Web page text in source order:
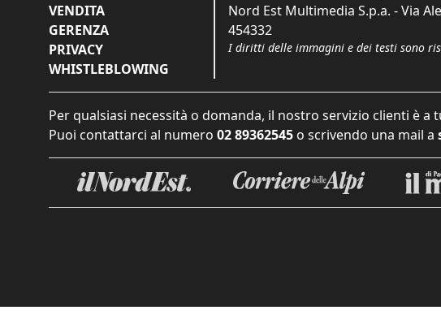
VENDITA
GERENZA
PRIVACY
WHISTLEBLOWING
Nord Est Multimedia S.p.a. - Via
454332
I diritti delle immagini e dei testi sono
Per qualsiasi necessità o domanda, il nostro servizio clienti è a
Puoi contattarci al numero 02 89362545 o scrivendo una mail a